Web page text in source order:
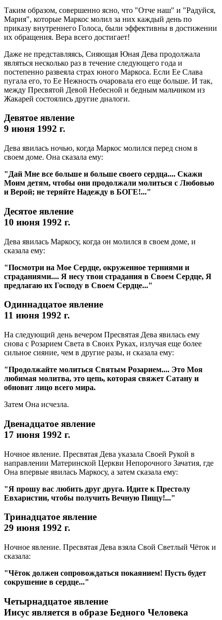
Таким образом, совершенно ясно, что "Отче наш" и "Радуйся,
Мария", которые Маркос молил за них каждый день по
приказу внутреннего Голоса, были эффективны в достижении
их обращения. Вера всего достигает!
Даже не представляясь, Сияющая Юная Дева продолжала
являться несколько раз в течение следующего года и
постепенно развеяла страх юного Маркоса. Если Ее Слава
пугала его, то Ее Нежность очаровала его еще больше. И так,
между Пресвятой Девой Небесной и бедным мальчиком из
Жакарей состоялись другие диалоги.
Девятое явление
9 июня 1992 г.
Дева явилась ночью, когда Маркос молился перед сном в
своем доме. Она сказала ему:
"Дай Мне все больше и больше своего сердца.... Скажи
Моим детям, чтобы они продолжали молиться с Любовью
и Верой; не теряйте Надежду в БОГЕ!..."
Десятое явление
10 июня 1992 г.
Дева явилась Маркосу, когда он молился в своем доме, и
сказала ему:
"Посмотри на Мое Сердце, окруженное терниями и
страданиями.... Я несу твои страдания в Своем Сердце, Я
предлагаю их Господу в Своем Сердце..."
Одиннадцатое явление
11 июня 1992 г.
На следующий день вечером Пресвятая Дева явилась ему
снова с Розарием Света в Своих Руках, излучая еще более
сильное сияние, чем в другие разы, и сказала ему:
"Продолжайте молиться Святым Розарием.... Это Моя
любимая молитва, это цепь, которая свяжет Сатану и
обновит лицо всего мира.
Затем Она исчезла.
Двенадцатое явление
17 июня 1992 г.
Ночное явление. Пресвятая Дева указала Своей Рукой в
направлении Материнской Церкви Непорочного Зачатия, где
Она впервые явилась Маркосу, а затем сказала ему:
"Я прошу вас любить друг друга. Идите к Престолу
Евхаристии, чтобы получить Вечную Пищу!..."
Тринадцатое явление
29 июня 1992 г.
Ночное явление. Пресвятая Дева взяла Свой Светлый Чёток и
сказала:
"Чёток должен сопровождаться покаянием! Пусть будет
сокрушение в сердце..."
Четырнадцатое явление
Иисус является в образе Бедного Человека